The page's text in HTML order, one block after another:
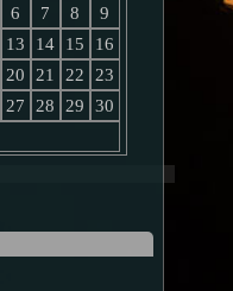
6 7 8
9
13 14 15
16
20 21 22
23
27 28 29
30